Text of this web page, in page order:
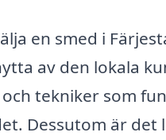
en smed i
av den lokala
tekniker som
Dessutom är det